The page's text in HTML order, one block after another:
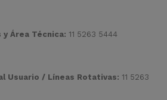
Área Técnica: 11 5263 5444
Usuario / Líneas Rotativas: 11 5263